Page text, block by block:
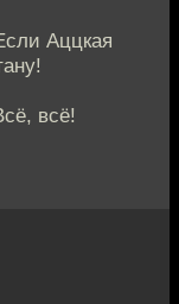
Аццкая
всё!